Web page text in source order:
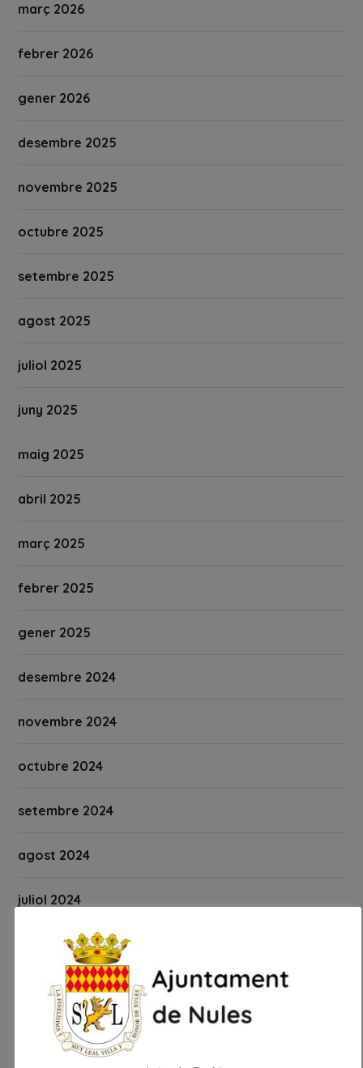
març 2026
febrer 2026
gener 2026
desembre 2025
novembre 2025
octubre 2025
setembre 2025
agost 2025
juliol 2025
juny 2025
maig 2025
abril 2025
març 2025
febrer 2025
gener 2025
desembre 2024
novembre 2024
octubre 2024
setembre 2024
agost 2024
juliol 2024
juny 2024
maig 2024
abril 2024